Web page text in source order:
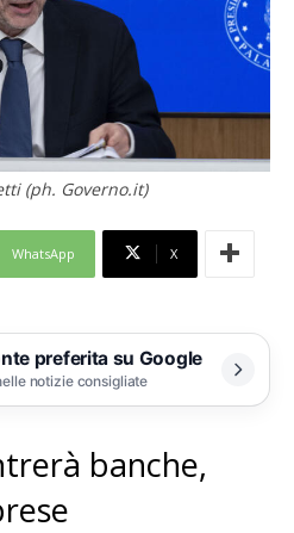
(ph. Governo.it)
WhatsApp X
preferita su Google
notizie consigliate
banche,